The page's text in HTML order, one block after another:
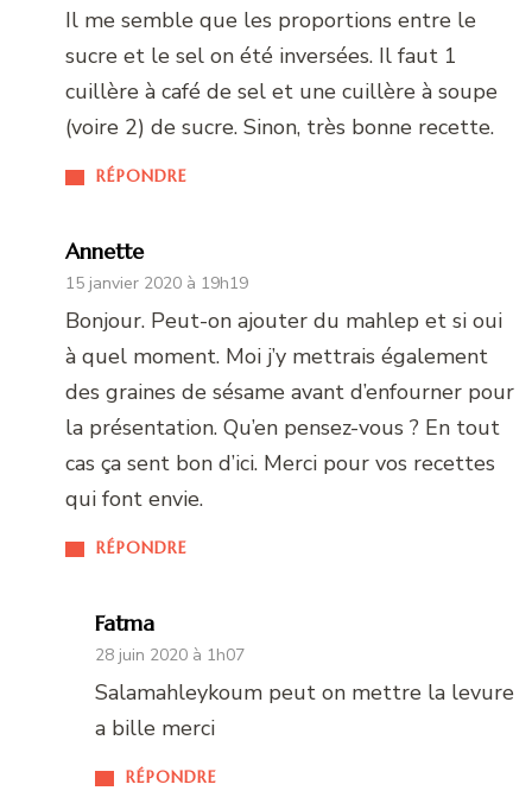
RÉPONDRE
Il me semble que les proportions entre le
sucre et le sel on été inversées. Il faut 1
cuillère à café de sel et une cuillère à soupe
(voire 2) de sucre. Sinon, très bonne recette.
Annette
15 janvier 2020 à 19h19
RÉPONDRE
Bonjour. Peut-on ajouter du mahlep et si oui
à quel moment. Moi j’y mettrais également
des graines de sésame avant d’enfourner pour
la présentation. Qu’en pensez-vous ? En tout
cas ça sent bon d’ici. Merci pour vos recettes
qui font envie.
Fatma
28 juin 2020 à 1h07
RÉPONDRE
Salamahleykoum peut on mettre la levure
a bille merci